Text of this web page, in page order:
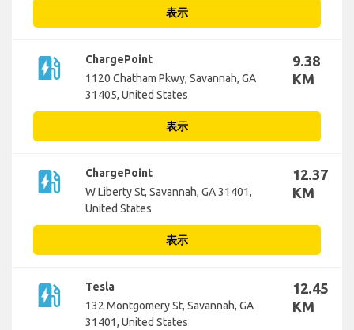
表示
ev_station
ChargePoint
1120 Chatham Pkwy, Savannah, GA
31405, United States
9.38
KM
表示
ev_station
ChargePoint
W Liberty St, Savannah, GA 31401,
United States
12.37
KM
表示
ev_station
Tesla
132 Montgomery St, Savannah, GA
31401, United States
12.45
KM